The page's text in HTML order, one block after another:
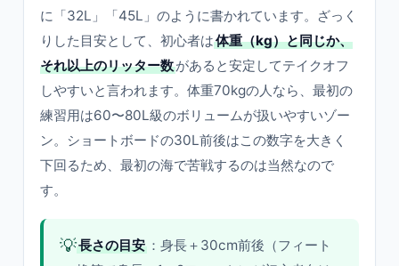
に「32L」「45L」のように書かれています。ざっく
りした目安として、初心者は体重（kg）と同じか、
それ以上のリッター数があると安定してテイクオフ
しやすいと言われます。体重70kgの人なら、最初の
練習用は60〜80L級のボリュームが扱いやすいゾー
ン。ショートボードの30L前後はこの数字を大きく
下回るため、最初の海で苦戦するのは当然なので
す。
💡長さの目安 ：身長＋30cm前後（フィート